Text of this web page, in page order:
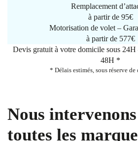
Remplacement
à partir de 95€
Motorisation de volet –
à partir de 577€
Devis gratuit à votre domicile sous
48H *
* Délais estimés, sous réserve
Nous
toutes les